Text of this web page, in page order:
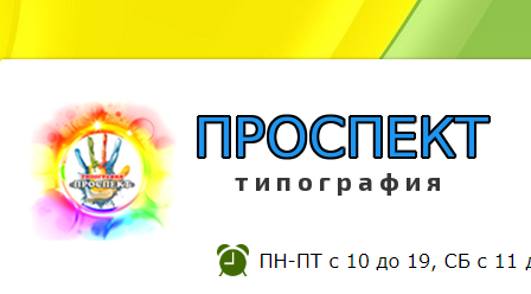
т и п о г р а ф и я